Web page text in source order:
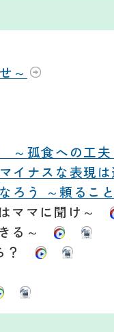
～
孤食への工夫
イナスな表現は
ろう ～頼るこ
ママに聞け～
きる～
？